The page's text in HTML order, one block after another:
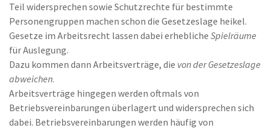
Teil widersprechen sowie Schutzrechte für bestimmte
Personengruppen machen schon die Gesetzeslage heikel.
Gesetze im Arbeitsrecht lassen dabei erhebliche Spielräume
für Auslegung.
Dazu kommen dann Arbeitsverträge, die von der Gesetzeslage
abweichen.
Arbeitsverträge hingegen werden oftmals von
Betriebsvereinbarungen überlagert und widersprechen sich
dabei. Betriebsvereinbarungen werden häufig von